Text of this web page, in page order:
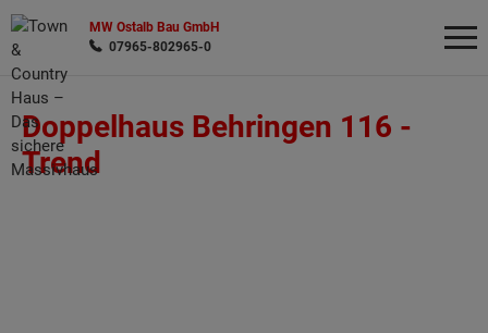
MW Ostalb Bau GmbH
07965-802965-0
Doppelhaus Behringen 116 -
Trend
Wonach möchten Sie suchen?